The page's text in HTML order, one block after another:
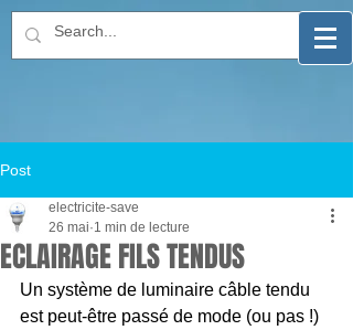
Post
ECLAIRAGE FILS TENDUS
electricite-save
26 mai 1 min de lecture
Un système de luminaire câble tendu
est peut-être passé de mode (ou pas !)